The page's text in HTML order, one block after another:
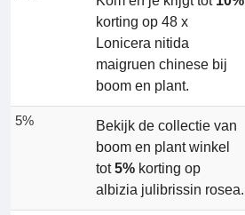
korting op 48 x
Lonicera nitida
maigruen chinese bij
boom en plant.
5%
Bekijk de collectie van
boom en plant winkel
tot5% korting op
albizia julibrissin rosea.